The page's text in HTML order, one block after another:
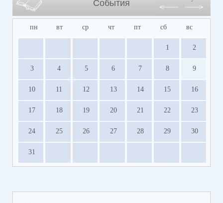
События
пн вт ср чт пт сб вс
1 2
3 4 5 6 7 8 9
10 11 12 13 14 15 16
17 18 19 20 21 22 23
24 25 26 27 28 29 30
31